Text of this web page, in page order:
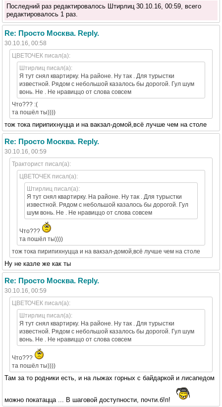
Последний раз редактировалось Штирлиц 30.10.16, 00:59, всего
редактировалось 1 раз.
Re: Просто Москва. Reply.
30.10.16, 00:58
ЦВЕТОЧЕК писал(а):
Штирлиц писал(а):
Я тут снял квартирку. На районе. Ну так . Для турыстки
известной. Рядом с небольшой казалось бы дорогой. Гул шум
вонь. Не . Не нравиццо от слова совсем
Что??? :(
та пошёл ты))))
тож тока пирипихнуцца и на вакзал-домой,всё лучше чем на столе
Re: Просто Москва. Reply.
30.10.16, 00:59
Тракторист писал(а):
ЦВЕТОЧЕК писал(а):
Штирлиц писал(а):
Я тут снял квартирку. На районе. Ну так . Для турыстки
известной. Рядом с небольшой казалось бы дорогой. Гул
шум вонь. Не . Не нравиццо от слова совсем
Что???
та пошёл ты))))
тож тока пирипихнуцца и на вакзал-домой,всё лучше чем на столе
Ну не казле же как ты
Re: Просто Москва. Reply.
30.10.16, 00:59
ЦВЕТОЧЕК писал(а):
Штирлиц писал(а):
Я тут снял квартирку. На районе. Ну так . Для турыстки
известной. Рядом с небольшой казалось бы дорогой. Гул шум
вонь. Не . Не нравиццо от слова совсем
Что???
та пошёл ты))))
Там за то родники есть, и на лыжах горных с байдаркой и лисапедом
можно покатацца ... В шаговой доступности, почти.б!п!